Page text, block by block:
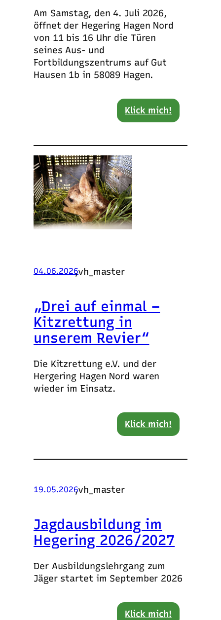
Am Samstag, den 4. Juli 2026,
öffnet der Hegering Hagen Nord
von 11 bis 16 Uhr die Türen
seines Aus- und
Fortbildungszentrums auf Gut
Hausen 1b in 58089 Hagen.
Klick mich!
04.06.2026
,vh_master
„Drei auf einmal –
Kitzrettung in
unserem Revier“
Die Kitzrettung e.V. und der
Hergering Hagen Nord waren
wieder im Einsatz.
Klick mich!
19.05.2026
,vh_master
Jagdausbildung im
Hegering 2026/2027
Der Ausbildungslehrgang zum
Jäger startet im September 2026
Klick mich!